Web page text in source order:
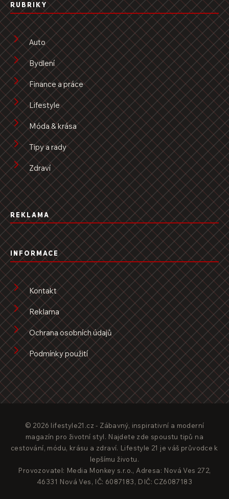
RUBRIKY
Auto
Bydlení
Finance a práce
Lifestyle
Móda & krása
Tipy a rady
Zdraví
REKLAMA
INFORMACE
Kontakt
Reklama
Ochrana osobních údajů
Podmínky použití
© 2026 lifestyle21.cz - Zábavný, inspirativní a moderní
magazín pro životní styl. Najdete zde spoustu tipů na
cestování, módu, krásu a zdraví. Lifestyle 21 je váš průvodce k
lepšímu životu.
Provozovatel: Media Monkey s.r.o., Adresa: Nová Ves 272,
46331 Nová Ves, IČ: 6087183, DIČ: CZ6087183